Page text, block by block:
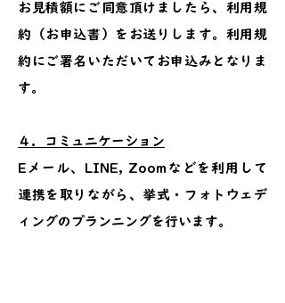
お見積額にご同意頂けましたら、利用規
約（お申込書）をお送りします。利用規
約にご署名いただいてお申込みとなりま
す。
４．​コミュニケーション
Eメール、LINE, Zoomなどを利用して
連携を取りながら、挙式・フォトウェデ
ィングのプランニングを行います。